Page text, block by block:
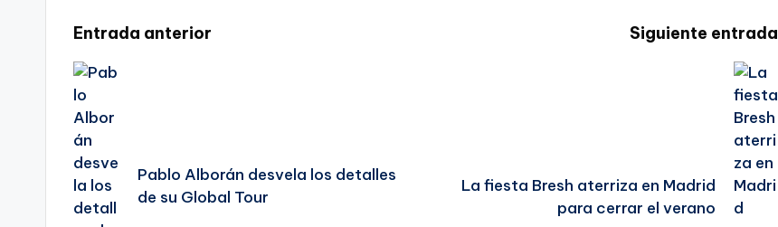
Navegación
de
entradas
Entrada anterior
Pablo Alborán desvela los detalles
de su Global Tour
Siguiente entrada
La fiesta Bresh aterriza en Madrid
para cerrar el verano